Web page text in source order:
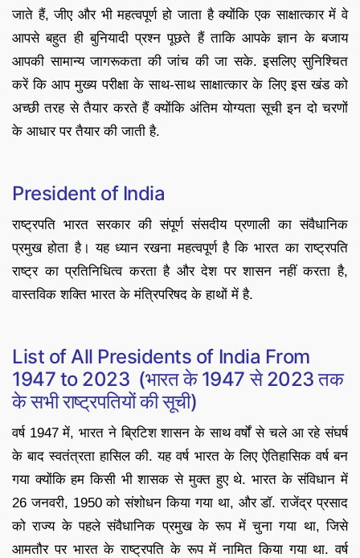
जाते हैं, जीए और भी महत्वपूर्ण हो जाता है क्योंकि एक साक्षात्कार में वे
आपसे बहुत ही बुनियादी प्रश्न पूछते हैं ताकि आपके ज्ञान के बजाय
आपकी सामान्य जागरूकता की जांच की जा सके. इसलिए सुनिश्चित
करें कि आप मुख्य परीक्षा के साथ-साथ साक्षात्कार के लिए इस खंड को
अच्छी तरह से तैयार करते हैं क्योंकि अंतिम योग्यता सूची इन दो चरणों
के आधार पर तैयार की जाती है.
President of India
राष्ट्रपति भारत सरकार की संपूर्ण संसदीय प्रणाली का संवैधानिक
प्रमुख होता है। यह ध्यान रखना महत्वपूर्ण है कि भारत का राष्ट्रपति
राष्ट्र का प्रतिनिधित्व करता है और देश पर शासन नहीं करता है,
वास्तविक शक्ति भारत के मंत्रिपरिषद के हाथों में है.
List of All Presidents of India From
1947 to 2023 (भारत के 1947 से 2023 तक
के सभी राष्ट्रपतियों की सूची)
वर्ष 1947 में, भारत ने ब्रिटिश शासन के साथ वर्षों से चले आ रहे संघर्ष
के बाद स्वतंत्रता हासिल की. यह वर्ष भारत के लिए ऐतिहासिक वर्ष बन
गया क्योंकि हम किसी भी शासक से मुक्त हुए थे. भारत के संविधान में
26 जनवरी, 1950 को संशोधन किया गया था, और डॉ. राजेंद्र प्रसाद
को राज्य के पहले संवैधानिक प्रमुख के रूप में चुना गया था, जिसे
आमतौर पर भारत के राष्ट्रपति के रूप में नामित किया गया था. वर्ष